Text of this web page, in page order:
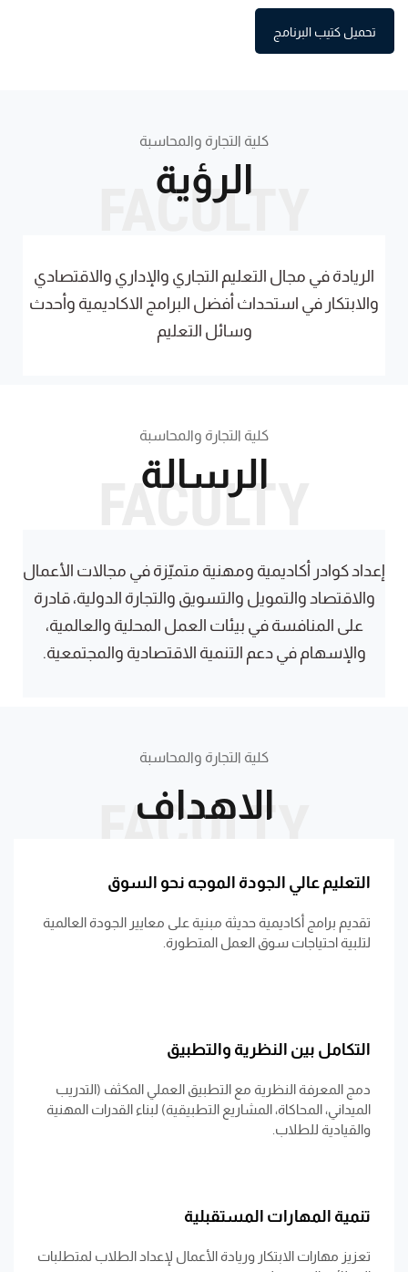
تحميل كتيب البرنامج
FACULTY
كلية التجارة والمحاسبة
الرؤية
الريادة في مجال التعليم التجاري والإداري والاقتصادي
والابتكار في استحداث أفضل البرامج الاكاديمية وأحدث
وسائل التعليم
FACULTY
كلية التجارة والمحاسبة
الرسالة
إعداد كوادر أكاديمية ومهنية متميّزة في مجالات الأعمال
والاقتصاد والتمويل والتسويق والتجارة الدولية، قادرة
على المنافسة في بيئات العمل المحلية والعالمية،
والإسهام في دعم التنمية الاقتصادية والمجتمعية.
FACULTY
كلية التجارة والمحاسبة
الاهداف
التعليم عالي الجودة الموجه نحو السوق
تقديم برامج أكاديمية حديثة مبنية على معايير الجودة العالمية
لتلبية احتياجات سوق العمل المتطورة.
التكامل بين النظرية والتطبيق
دمج المعرفة النظرية مع التطبيق العملي المكثف (التدريب
الميداني، المحاكاة، المشاريع التطبيقية) لبناء القدرات المهنية
والقيادية للطلاب.
تنمية المهارات المستقبلية
تعزيز مهارات الابتكار وريادة الأعمال لإعداد الطلاب لمتطلبات